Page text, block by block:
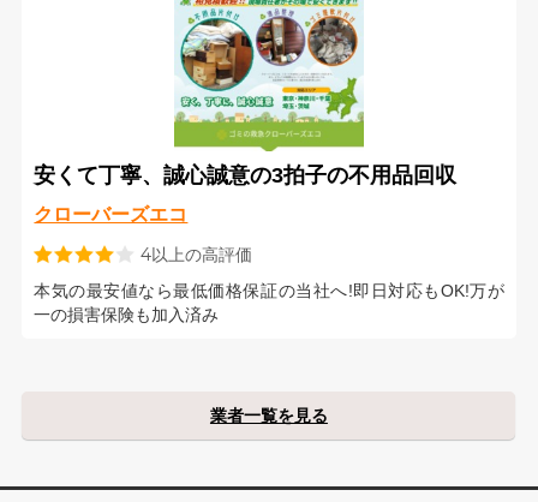
安くて丁寧、誠心誠意の3拍子の不用品回収
クローバーズエコ
4以上の高評価
本気の最安値なら最低価格保証の当社へ!即日対応もOK!万が
一の損害保険も加入済み
業者一覧を見る